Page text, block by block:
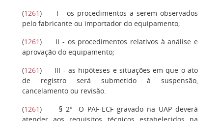
(1261) I - os procedimentos a serem observados
pelo fabricante ou importador do equipamento;
(1261) II - os procedimentos relativos à análise e
aprovação do equipamento;
(1261) III - as hipóteses e situações em que o ato
de registro será submetido à suspensão,
cancelamento ou revisão.
(1261) § 2ºO PAF-ECF gravado na UAP deverá